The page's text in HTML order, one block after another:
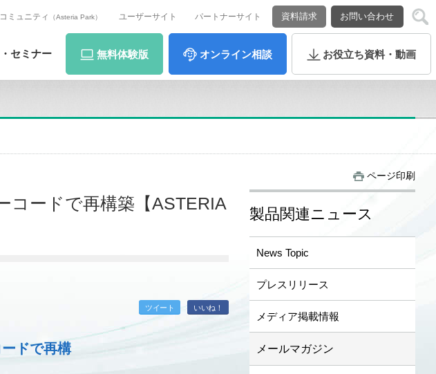
ミュニティ （Asteria Park） ユーザーサイト パートナーサイト 資料請求 お問い合わせ
セミナー 無料体験版 オンライン相談 お役立ち資料・動画
コードで再構築【ASTERIA
ツイート いいね！
ドで再構
ページ印刷
製品関連ニュース
News Topic
プレスリリース
メディア掲載情報
メールマガジン